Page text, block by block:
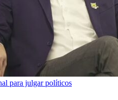
para julgar políticos